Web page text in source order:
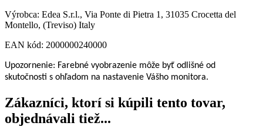
Výrobca: Edea S.r.l., Via Ponte di Pietra 1, 31035 Crocetta del
Montello, (Treviso) Italy
EAN kód: 2000000240000
Upozornenie: Farebné vyobrazenie môže byť odlišné od
skutočnosti s ohľadom na nastavenie Vášho monitora.
Zákazníci, ktorí si kúpili tento tovar,
objednávali tiež...